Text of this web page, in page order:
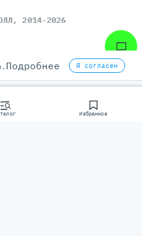
Избранное
, 2014-2026
Подробнее Я согласен